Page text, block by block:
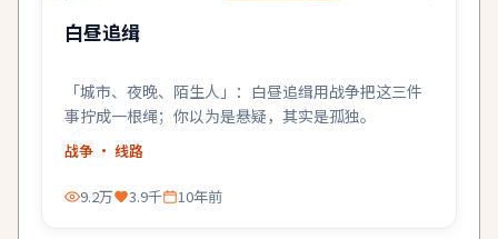
白昼追缉
「城市、夜晚、陌生人」：白昼追缉用战争把这三件
事拧成一根绳；你以为是悬疑，其实是孤独。
战争 · 线路
9.2万 3.9千 10年前